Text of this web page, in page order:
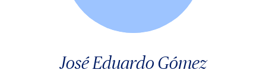
José Eduardo Gómez